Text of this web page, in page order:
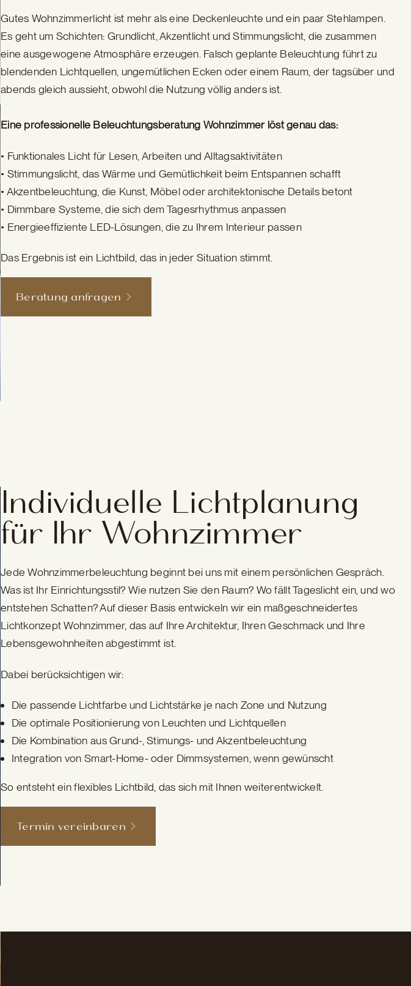
Gutes Wohnzimmerlicht ist mehr als eine Deckenleuchte und ein paar Stehlampen.
Es geht um Schichten: Grundlicht, Akzentlicht und Stimmungslicht, die zusammen
eine ausgewogene Atmosphäre erzeugen. Falsch geplante Beleuchtung führt zu
blendenden Lichtquellen, ungemütlichen Ecken oder einem Raum, der tagsüber und
abends gleich aussieht, obwohl die Nutzung völlig anders ist.
Eine professionelle Beleuchtungsberatung Wohnzimmer löst genau das:
• Funktionales Licht für Lesen, Arbeiten und Alltagsaktivitäten
• Stimmungslicht, das Wärme und Gemütlichkeit beim Entspannen schafft
• Akzentbeleuchtung, die Kunst, Möbel oder architektonische Details betont
• Dimmbare Systeme, die sich dem Tagesrhythmus anpassen
• Energieeffiziente LED-Lösungen, die zu Ihrem Interieur passen
Das Ergebnis ist ein Lichtbild, das in jeder Situation stimmt.
Beratung anfragen
Individuelle Lichtplanung
für Ihr Wohnzimmer
Jede Wohnzimmerbeleuchtung beginnt bei uns mit einem persönlichen Gespräch.
Was ist Ihr Einrichtungsstil? Wie nutzen Sie den Raum? Wo fällt Tageslicht ein, und wo
entstehen Schatten? Auf dieser Basis entwickeln wir ein maßgeschneidertes
Lichtkonzept Wohnzimmer, das auf Ihre Architektur, Ihren Geschmack und Ihre
Lebensgewohnheiten abgestimmt ist.
Dabei berücksichtigen wir:
Die passende Lichtfarbe und Lichtstärke je nach Zone und Nutzung
Die optimale Positionierung von Leuchten und Lichtquellen
Die Kombination aus Grund-, Stimungs- und Akzentbeleuchtung
Integration von Smart-Home- oder Dimmsystemen, wenn gewünscht
So entsteht ein flexibles Lichtbild, das sich mit Ihnen weiterentwickelt.
Termin vereinbaren